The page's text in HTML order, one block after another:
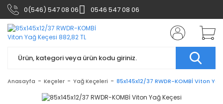
0(546) 547 08 06 0546 547 08 06
Anasayfa Keçeler Yağ Keçeleri 85x145x12/37 RWDR-KOMBİ Viton